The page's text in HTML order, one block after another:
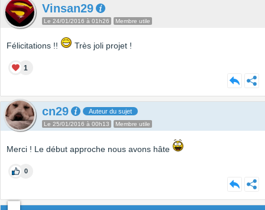
Vinsan29
Le 24/01/2016 à 01h26 Membre utile
Félicitations !! Très joli projet !
1
cn29 Auteur du sujet
Le 25/01/2016 à 00h13 Membre utile
Merci ! Le début approche nous avons hâte
0